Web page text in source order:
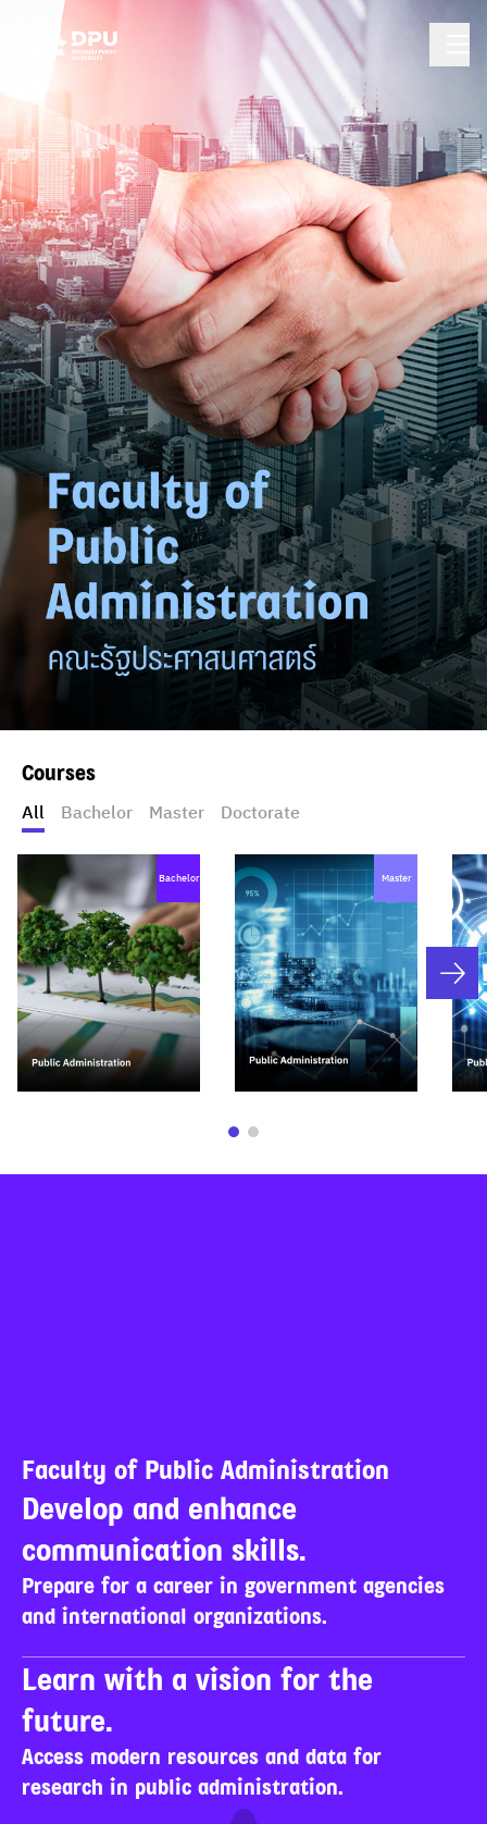
Courses
All Bachelor Master Doctorate
Bachelor Master
Faculty of Public Administration
Develop and enhance
communication skills.
Prepare for a career in government agencies
and international organizations.
Learn with a vision for the
future.
Access modern resources and data for
research in public administration.